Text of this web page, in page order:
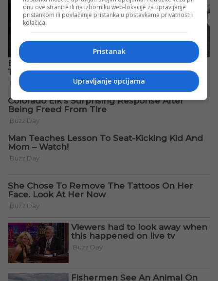
dnu ove stranice ili na izborniku web-lokacije za upravljanje
pristankom ili povlačenje pristanka u postavkama privatnosti i
kolačića.
Pristanak
Upravljanje opcijama